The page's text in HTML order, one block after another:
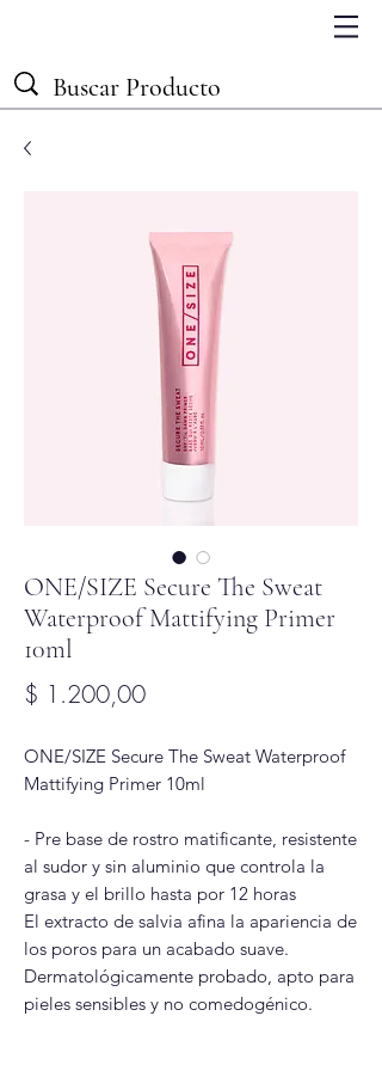
ONE/SIZE Secure The Sweat
Waterproof Mattifying Primer
10ml
$ 1.200,00Precio
ONE/SIZE Secure The Sweat Waterproof
Mattifying Primer 10ml
- Pre base de rostro matificante, resistente
al sudor y sin aluminio que controla la
grasa y el brillo hasta por 12 horas
El extracto de salvia afina la apariencia de
los poros para un acabado suave.
Dermatológicamente probado, apto para
pieles sensibles y no comedogénico.